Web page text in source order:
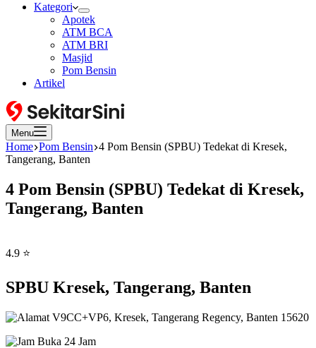
Kategori
Apotek
ATM BCA
ATM BRI
Masjid
Pom Bensin
Artikel
Menu
Home Pom Bensin 4 Pom Bensin (SPBU) Tedekat di Kresek,
Tangerang, Banten
4 Pom Bensin (SPBU) Tedekat di Kresek,
Tangerang, Banten
4.9 ⭐
SPBU Kresek, Tangerang, Banten
V9CC+VP6, Kresek, Tangerang Regency, Banten 15620
Buka 24 Jam